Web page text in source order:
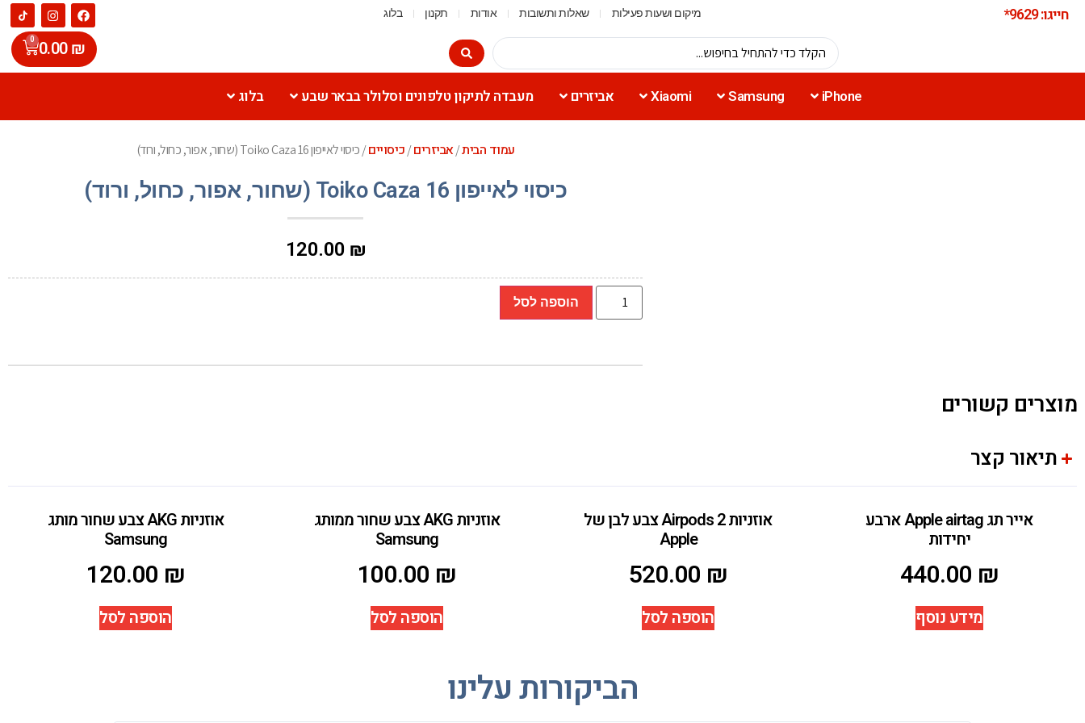
חייגו: 9629* מיקום ושעות פעילות שאלות ותשובות אודות תקנון בלוג
0.00₪
0
iPhone
Samsung
Xiaomi אביזרים מעבדה לתיקון טלפונים וסלולר בבאר שבע בלוג
עמוד הבית/אביזרים/כיסויים/ כיסוי לאייפון 16 Toiko Caza (שחור, אפור, כחול, ורוד)
כיסוי לאייפון 16 Toiko Caza (שחור, אפור, כחול, ורוד)
120.00 ₪
הוספה לסל
מוצרים קשורים
תיאור קצר
אייר תג Apple airtag ארבע
יחידות
440.00 ₪
מידע נוסף
אוזניות Airpods 2 צבע לבן של
Apple
520.00 ₪
הוספה לסל
אוזניות AKG צבע שחור ממותג
Samsung
100.00 ₪
הוספה לסל
אוזניות AKG צבע שחור מותג
Samsung
120.00 ₪
הוספה לסל
הביקורות עלינו